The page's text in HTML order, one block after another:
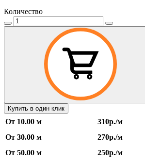
Количество
Купить в один клик
От 10.00 м
310р./м
От 30.00 м
270р./м
От 50.00 м
250р./м